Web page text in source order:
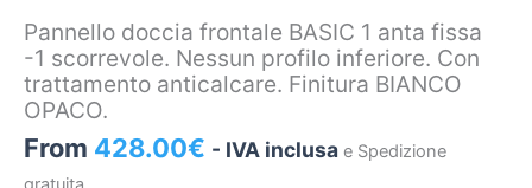
Pannello doccia frontale BASIC 1 anta fissa
-1 scorrevole. Nessun profilo inferiore. Con
trattamento anticalcare. Finitura BIANCO
OPACO.
From 428.00€ - IVA inclusa e Spedizione
-1
scorrevole.
Nessun
inferiore.